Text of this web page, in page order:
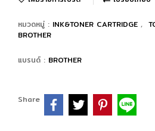
หมวดหมู่ : INK&TONER CARTRIDGE ,
BROTHER
แบรนด์ : BROTHER
Share